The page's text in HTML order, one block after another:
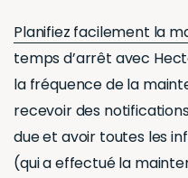
Planifiez facilement la
temps d’arrêt avec
la fréquence de la
recevoir des
due et avoir toutes les
(qui a effectué la